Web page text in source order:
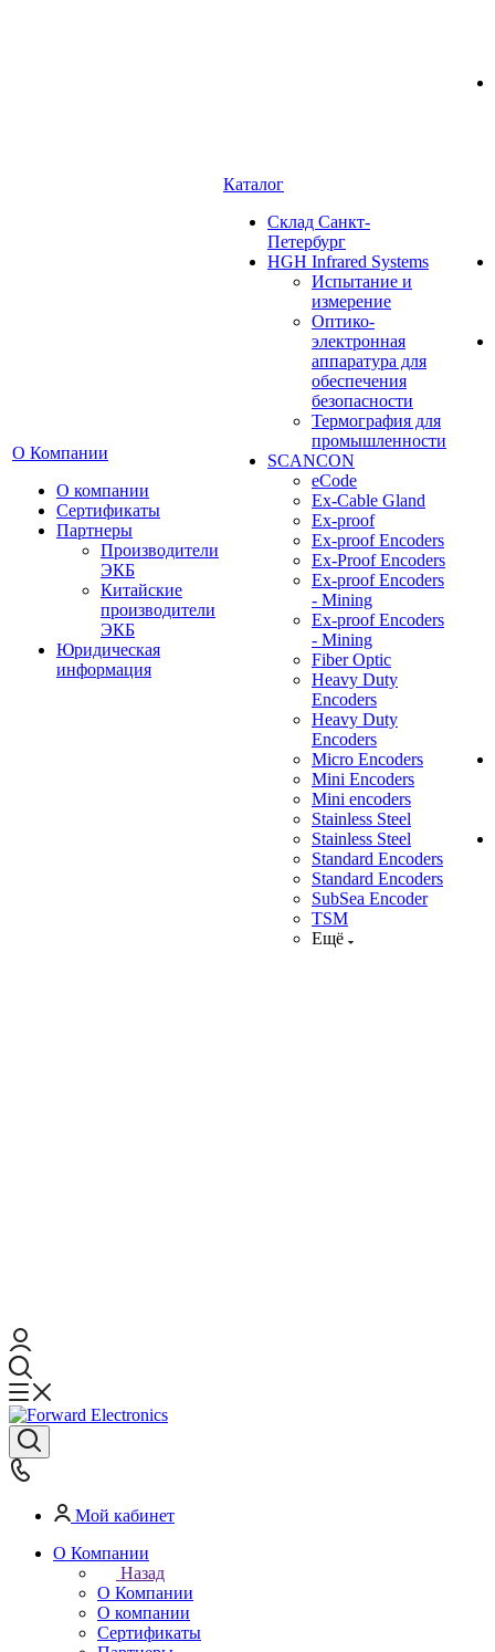
О Компании
О компании
Сертификаты
Партнеры
Производители
ЭКБ
Китайские
производители
ЭКБ
Юридическая
информация
Каталог
Cклад Санкт-
Петербург
HGH Infrared Systems
Испытание и
измерение
Оптико-
электронная
аппаратура для
обеспечения
безопасности
Термография для
промышленности
SCANCON
eCode
Ex-Cable Gland
Ex-proof
Ex-proof Encoders
Ex-Proof Encoders
Ex-proof Encoders
- Mining
Ex-proof Encoders
- Mining
Fiber Optic
Heavy Duty
Encoders
Heavy Duty
Encoders
Micro Encoders
Mini Encoders
Mini encoders
Stainless Steel
Stainless Steel
Standard Encoders
Standard Encoders
SubSea Encoder
TSM
Ещё
Мой кабинет
О Компании
Назад
О Компании
О компании
Сертификаты